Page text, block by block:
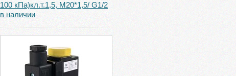
100 кПа)кл.т.1,5, М20*1,5/ G1/2
в наличии